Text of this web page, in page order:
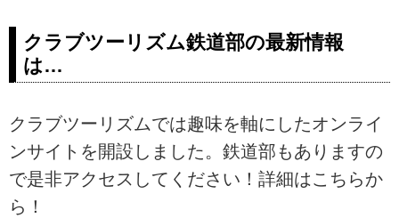
クラブツーリズム鉄道部の最新情報
は…
クラブツーリズムでは趣味を軸にしたオンライ
ンサイトを開設しました。鉄道部もありますの
で是非アクセスしてください！詳細はこちらか
ら！